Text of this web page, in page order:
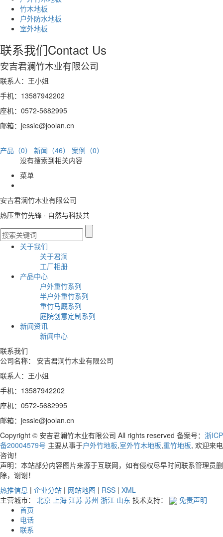
竹木地板
户外防水地板
室外地板
联系我们Contact Us
安吉君澜竹木业有限公司
联系人：王小姐
手机：13587942202
座机：0572-5682995
邮箱：jessie@joolan.cn
产品（0） 新闻（46）
案例（0）
没有搜索到相关内容
菜单
安吉君澜竹木业有限公司
热压重竹先锋 · 自然与科技共
关于我们
关于君澜
工厂相册
产品中心
户外重竹系列
半户外重竹系列
重竹马厩系列
庭院创意定制系列
新闻资讯
新闻中心
联系我们
公司名称： 安吉君澜竹木业有限公司
联系人：王小姐
手机：13587942202
座机：0572-5682995
邮箱：jessie@joolan.cn
Copyright © 安吉君澜竹木业有限公司 All rights reserved 备案号： 浙ICP
备20004579号 主要从事于户外竹地板,室外竹木地板,重竹地板, 欢迎来电
咨询！
声明：本站部分内容图片来源于互联网，如有侵权尽早时间联系管理员删
除，谢谢！
热推信息 | 企业分站 | 网站地图 | RSS | XML
主营城市： 北京 上海 江苏 苏州 浙江 山东 技术支持：
免责声明
首页
电话
联系